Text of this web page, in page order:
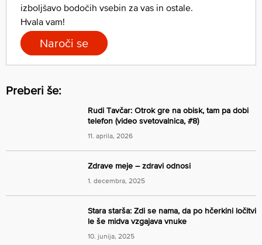
izboljšavo bodočih vsebin za vas in ostale.
Hvala vam!
Naroči se
Preberi še:
Rudi Tavčar: Otrok gre na obisk, tam pa dobi
telefon (video svetovalnica, #8)
11. aprila, 2026
Zdrave meje – zdravi odnosi
1. decembra, 2025
Stara starša: Zdi se nama, da po hčerkini ločitvi
le še midva vzgajava vnuke
10. junija, 2025